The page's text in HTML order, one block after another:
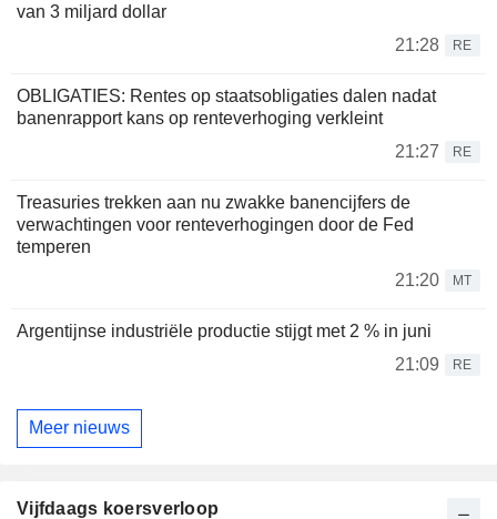
van 3 miljard dollar
21:28
RE
OBLIGATIES: Rentes op staatsobligaties dalen nadat
banenrapport kans op renteverhoging verkleint
21:27
RE
Treasuries trekken aan nu zwakke banencijfers de
verwachtingen voor renteverhogingen door de Fed
temperen
21:20
MT
Argentijnse industriële productie stijgt met 2 % in juni
21:09
RE
Meer nieuws
Vijfdaags koersverloop